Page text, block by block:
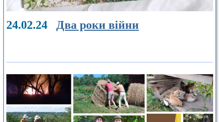
24.02.24 Два роки війни